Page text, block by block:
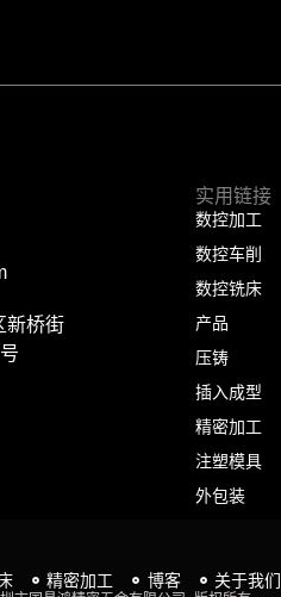
新桥街
实用链接
数控加工
数控车削
数控铣床
产品
压铸
插入成型
精密加工
注塑模具
外包装
精密加工 博客 关于我们